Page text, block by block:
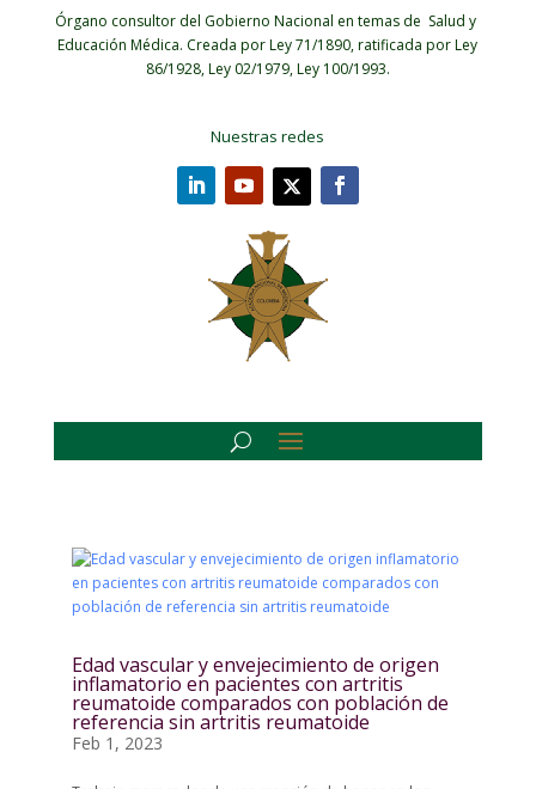
Órgano consultor del Gobierno Nacional en temas de Salud y
Educación Médica. Creada por Ley 71/1890, ratificada por Ley
86/1928, Ley 02/1979, Ley 100/1993.
Nuestras redes
Edad vascular y envejecimiento de origen
inflamatorio en pacientes con artritis
reumatoide comparados con población de
referencia sin artritis reumatoide
Feb 1, 2023